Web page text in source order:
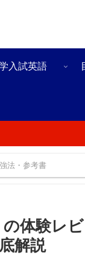
入試英語
法・参考書
の体験レ
解説